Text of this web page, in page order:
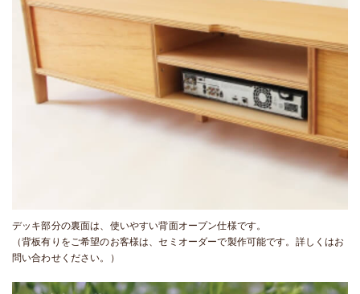
デッキ部分の裏面は、使いやすい背面オープン仕様です。
（背板有りをご希望のお客様は、セミオーダーで製作可能です。詳しくはお
問い合わせください。）